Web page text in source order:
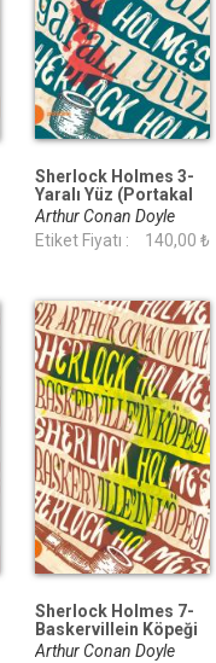
Sherlock Holmes 3-
Yaralı Yüz (Portakal
Kitap)
Arthur Conan Doyle
Etiket Fiyatı :
140,00 ₺
Sherlock Holmes 7-
Baskervillein Köpeği
(Portakal Kitap)
Arthur Conan Doyle